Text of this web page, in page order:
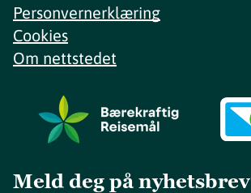
Personvernerklæring
Cookies
Om nettstedet
Meld deg på nyhetsbrev